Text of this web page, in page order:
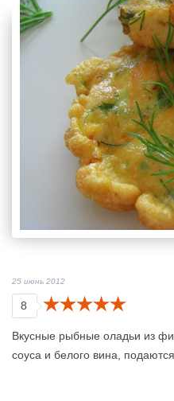
25 июнь 2012
8
Вкусные рыбные оладьи из
соуса и белого вина,